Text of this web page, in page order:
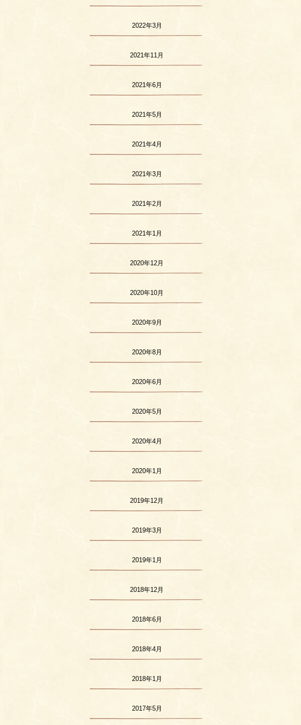
2022年3月
2021年11月
2021年6月
2021年5月
2021年4月
2021年3月
2021年2月
2021年1月
2020年12月
2020年10月
2020年9月
2020年8月
2020年6月
2020年5月
2020年4月
2020年1月
2019年12月
2019年3月
2019年1月
2018年12月
2018年6月
2018年4月
2018年1月
2017年5月